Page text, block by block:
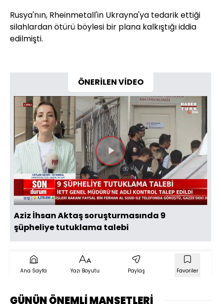
Rusya'nın, Rheinmetall'in Ukrayna'ya tedarik ettiği
silahlardan ötürü böylesi bir plana kalkıştığı iddia
edilmişti.
ÖNERİLEN VİDEO
Videoyu
Oynat
Aziz İhsan Aktaş soruşturmasında 9
şüpheliye tutuklama talebi
Ana Sayfa Yazı Boyutu Paylaş Favoriler
GÜNÜN ÖNEMLİ MANŞETLERİ